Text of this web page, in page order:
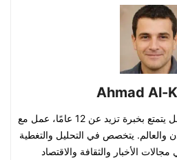
Ahmad Al-
أحمد الحاتب — صحفي ومحلل يتمتع بخبرة تزيد عن 12 عامًا، عمل مع
والعالم. يتخصص في التحليل والتغطية
الأخبار والثقافة والاقتصاد